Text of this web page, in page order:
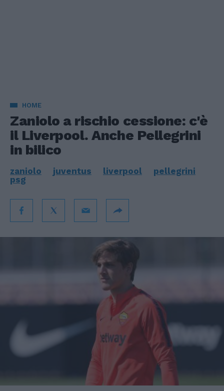
HOME
Zaniolo a rischio cessione: c'è
il Liverpool. Anche Pellegrini
in bilico
zaniolo juventus liverpool
pellegrini
psg